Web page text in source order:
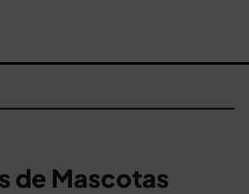
de Mascotas